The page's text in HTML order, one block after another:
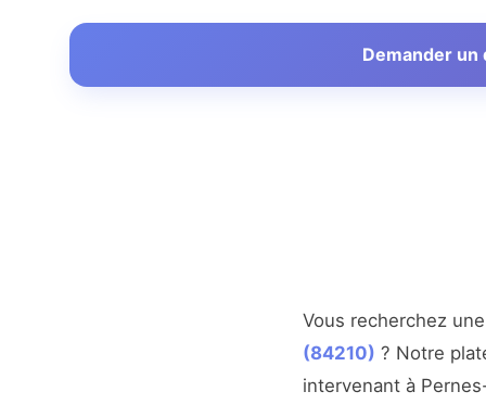
Demander un
Vous recherchez
(84210) ? Notre
intervenant à